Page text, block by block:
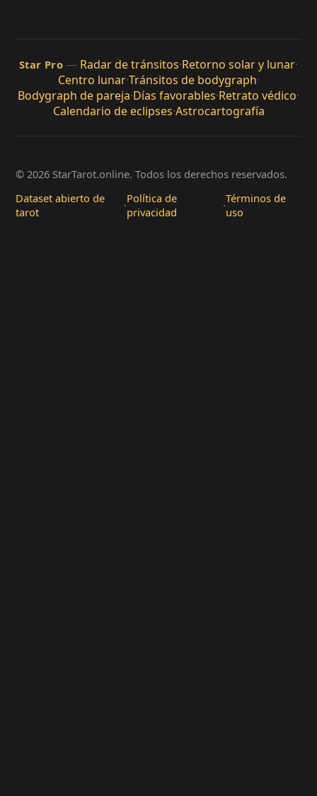
Star Pro — Radar de tránsitos·Retorno solar y lunar·
Centro lunar·Tránsitos de bodygraph·
Bodygraph de pareja·Días favorables·Retrato védico·
Calendario de eclipses·Astrocartografía
© 2026 StarTarot.online. Todos los derechos reservados.
Dataset abierto de
tarot
·Política de
privacidad
·Términos de
uso